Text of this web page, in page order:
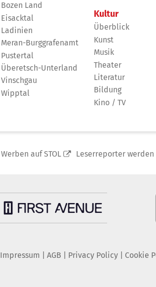
Bozen Land
Eisacktal
Ladinien
Meran-Burggrafenamt
Pustertal
Überetsch-Unterland
Vinschgau
Wipptal
Kultur
Überblick
Kunst
Musik
Theater
Literatur
Bildung
Kino / TV
Werben auf STOL Leserreporter werden
Impressum AGB Privacy Policy| Cookie